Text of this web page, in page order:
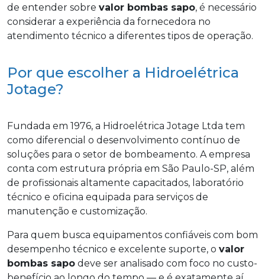
de entender sobre valor bombas sapo, é necessário
considerar a experiência da fornecedora no
atendimento técnico a diferentes tipos de operação.
Por que escolher a Hidroelétrica
Jotage?
Fundada em 1976, a Hidroelétrica Jotage Ltda tem
como diferencial o desenvolvimento contínuo de
soluções para o setor de bombeamento. A empresa
conta com estrutura própria em São Paulo-SP, além
de profissionais altamente capacitados, laboratório
técnico e oficina equipada para serviços de
manutenção e customização.
Para quem busca equipamentos confiáveis com bom
desempenho técnico e excelente suporte, o valor
bombas sapo deve ser analisado com foco no custo-